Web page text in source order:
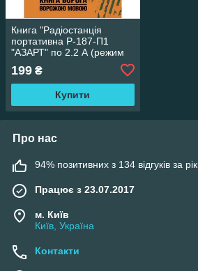
Книга "Радіостанція
портативна Р-187-П1
"АЗАРТ" по 2.2 А (режим
Пам'ятка оператору "
199 ₴
Купити
Про нас
94% позитивних з 134 відгуків за рік
Працює з 23.07.2017
м. Київ
Київ, Україна
Контакти